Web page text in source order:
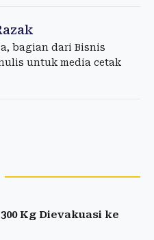
bagian dari Bisnis
untuk media cetak
Kg Dievakuasi ke